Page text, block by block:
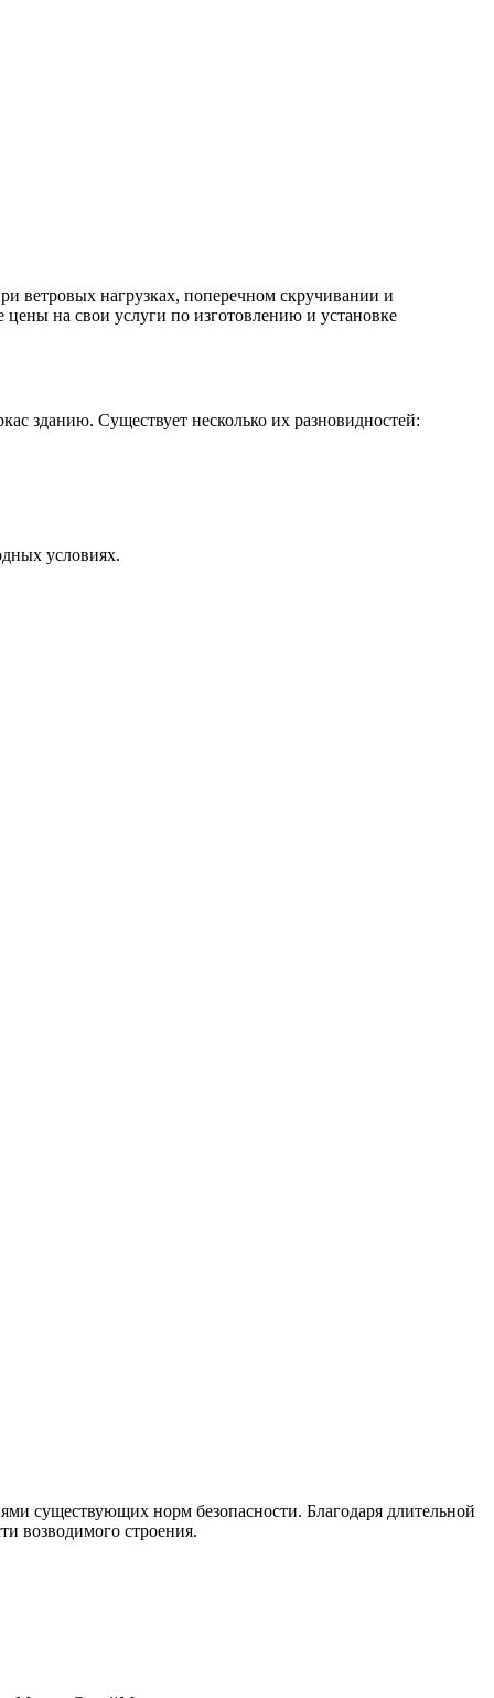
ветровых нагрузках, поперечном скручивании и
на свои услуги по изготовлению и установке
зданию. Существует несколько их разновидностей:
условиях.
существующих норм безопасности. Благодаря длительной
возводимого строения.